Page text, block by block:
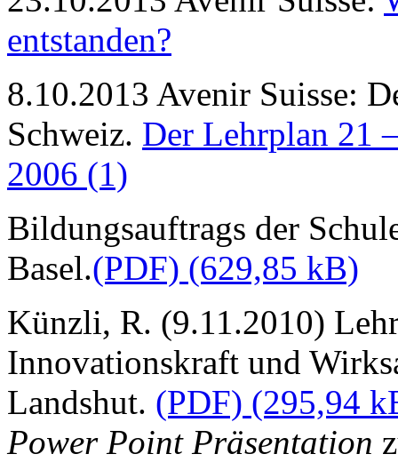
entstanden?
8.10.2013 Avenir Suisse:
Schweiz. Der Lehrplan 21
2006 (1)
Bildungsauftrags der
Basel.(PDF)
Künzli, R. (9.11.2010)
Innovationskraft und
Landshut. (PDF)
Power Point Präsentation